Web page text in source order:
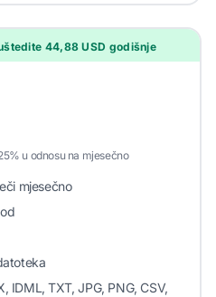
44,88 USD godišnje
u odnosu na mjesečno
mjesečno
IDML, TXT, JPG, PNG, CSV,